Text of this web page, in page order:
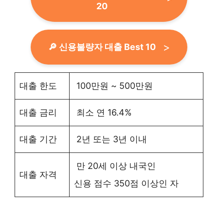
20
🔎 신용불량자 대출 Best 10
대출 한도 100만원 ~ 500만원
대출 금리 최소 연 16.4%
대출 기간 2년 또는 3년 이내
대출 자격
만 20세 이상 내국인
신용 점수 350점 이상인 자